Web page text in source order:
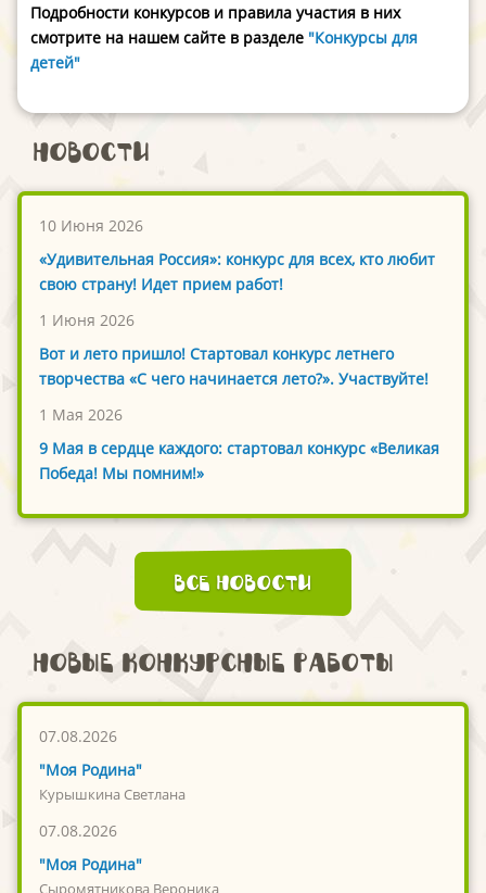
Подробности конкурсов и правила участия в них
смотрите на нашем сайте в разделе "Конкурсы для
детей"
Новости
10 Июня 2026
«Удивительная Россия»: конкурс для всех, кто любит
свою страну! Идет прием работ!
1 Июня 2026
Вот и лето пришло! Стартовал конкурс летнего
творчества «С чего начинается лето?». Участвуйте!
1 Мая 2026
9 Мая в сердце каждого: стартовал конкурс «Великая
Победа! Мы помним!»
Все новости
Новые конкурсные работы
07.08.2026
"Моя Родина"
Курышкина Светлана
07.08.2026
"Моя Родина"
Сыромятникова Вероника